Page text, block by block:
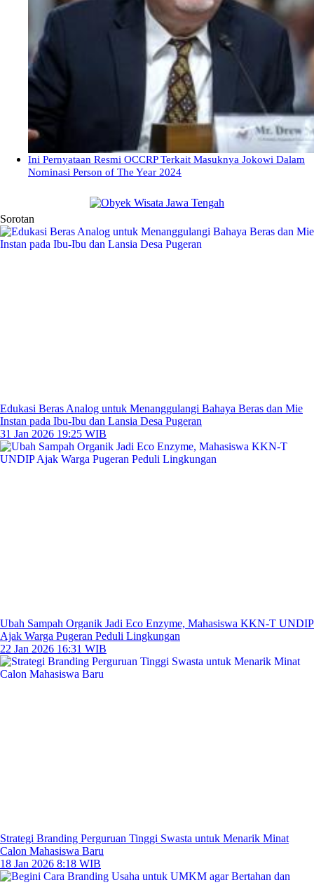
Ini Pernyataan Resmi OCCRP Terkait Masuknya Jokowi Dalam
Nominasi Person of The Year 2024
Sorotan
Edukasi Beras Analog untuk Menanggulangi Bahaya Beras dan Mie
Instan pada Ibu-Ibu dan Lansia Desa Pugeran
31 Jan 2026 19:25 WIB
Ubah Sampah Organik Jadi Eco Enzyme, Mahasiswa KKN-T UNDIP
Ajak Warga Pugeran Peduli Lingkungan
22 Jan 2026 16:31 WIB
Strategi Branding Perguruan Tinggi Swasta untuk Menarik Minat
Calon Mahasiswa Baru
18 Jan 2026 8:18 WIB